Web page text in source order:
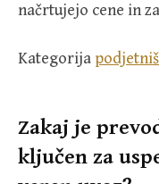
načrtujejo cene in
Kategorija
Zakaj je
ključen za